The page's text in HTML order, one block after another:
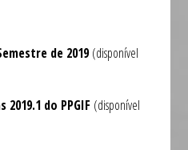
de 2019(disponível
do PPGIF (disponível